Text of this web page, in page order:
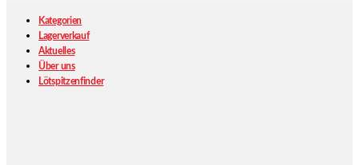
Kategorien
Lagerverkauf
Aktuelles
Über uns
Lötspitzenfinder